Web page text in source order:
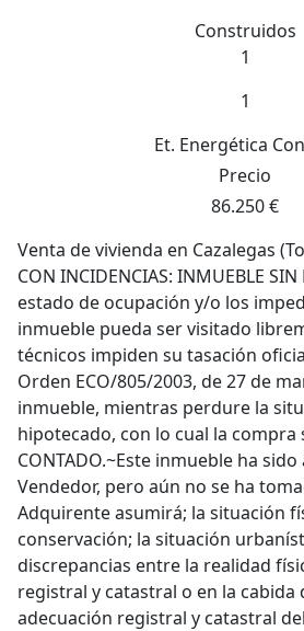
Construidos
1
1
Et. Energética
Precio
86.250 €
Venta de vivienda en Cazalegas
CON INCIDENCIAS: INMUEBLE SIN
estado de ocupación y/o los
inmueble pueda ser visitado
técnicos impiden su tasación
Orden ECO/805/2003, de 27 de
inmueble, mientras perdure la
hipotecado, con lo cual la compra
CONTADO.~Este inmueble ha
Vendedor, pero aún no se ha
Adquirente asumirá; la situación
conservación; la situación
discrepancias entre la realidad
registral y catastral o en la cabida
adecuación registral y catastral